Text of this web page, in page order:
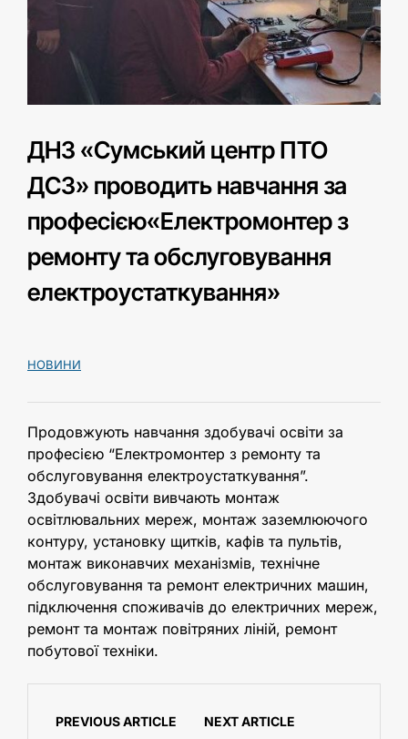
ДНЗ «Cумський центр ПТО
ДСЗ» проводить навчання за
професією«Електромонтер з
ремонту та обслуговування
електроустаткування»
НОВИНИ
Продовжують навчання здобувачі освіти за
професією “Електромонтер з ремонту та
обслуговування електроустаткування”.
Здобувачі освіти вивчають монтаж
освітлювальних мереж, монтаж заземлюючого
контуру, установку щитків, кафів та пультів,
монтаж виконавчих механізмів, технічне
обслуговування та ремонт електричних машин,
підключення споживачів до електричних мереж,
ремонт та монтаж повітряних ліній, ремонт
побутової техніки.
PREVIOUS ARTICLE NEXT ARTICLE